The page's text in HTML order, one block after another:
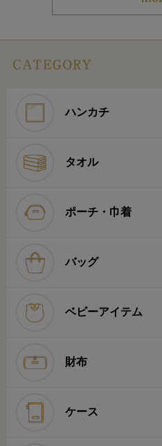
ハンカチ
タオル
ポーチ・巾着
バッグ
ベビーアイテム
財布
ケース